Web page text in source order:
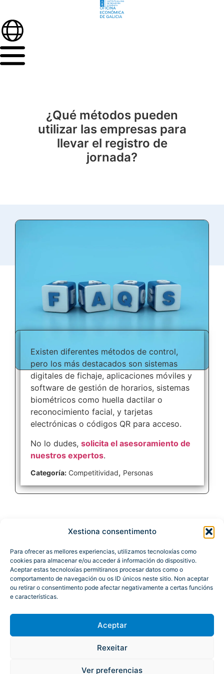
Xestiona consentimento
Para ofrecer as mellores experiencias, utilizamos tecnoloxías como
cookies para almacenar e/ou acceder á información do dispositivo.
Aceptar estas tecnoloxías permitiranos procesar datos como o
comportamento de navegación ou os ID únicos neste sitio. Non aceptar
ou retirar o consentimento pode afectar negativamente a certas funcións
e características.
Aceptar
Rexeitar
Ver preferencias
¿Qué métodos pueden
utilizar las empresas para
llevar el registro de
jornada?
Existen diferentes métodos de control,
pero los más destacados son sistemas
digitales de fichaje, aplicaciones móviles y
software de gestión de horarios, sistemas
biométricos como huella dactilar o
reconocimiento facial, y tarjetas
electrónicas o códigos QR para acceso.
No lo dudes, solicita el asesoramiento de
nuestros expertos.
Categoría: Competitividad, Personas
Atención á cidadanía
Mapa del portal